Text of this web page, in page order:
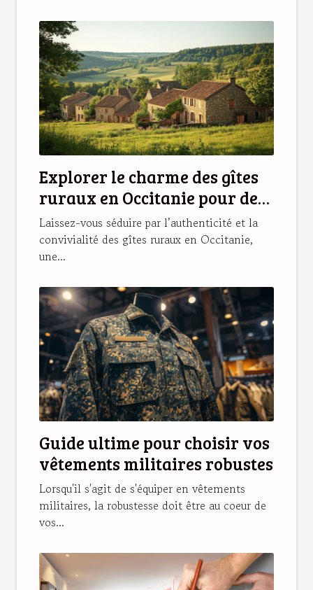
Explorer le charme des gîtes
ruraux en Occitanie pour des
vacances idéales
Laissez-vous séduire par l’authenticité et la
convivialité des gîtes ruraux en Occitanie,
une...
Guide ultime pour choisir vos
vêtements militaires robustes
Lorsqu'il s'agit de s'équiper en vêtements
militaires, la robustesse doit être au coeur de
vos...